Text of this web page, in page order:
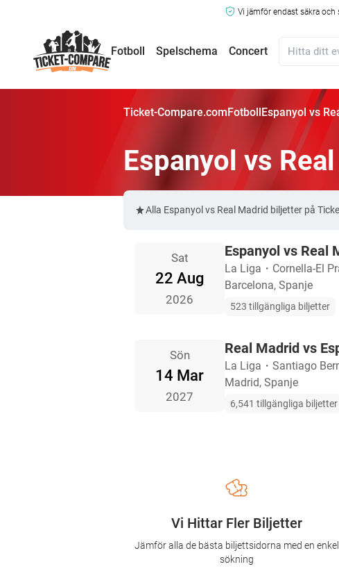
Vi jämför endast säkra och
Fotboll Spelschema Concert
Ticket-Compare.comFotbollEspanyol vs
Espanyol vs
Alla Espanyol vs Real Madrid biljetter på
Sat
22 Aug
2026
Espanyol vs Real
La Liga ・ Cornella-El
Barcelona, Spanje
523 tillgängliga biljetter
Sön
14 Mar
2027
Real Madrid vs
La Liga ・ Santiago
Madrid, Spanje
6,541 tillgängliga biljetter
Vi Hittar Fler Biljetter
Jämför alla de bästa biljettsidorna med en enkel
sökning